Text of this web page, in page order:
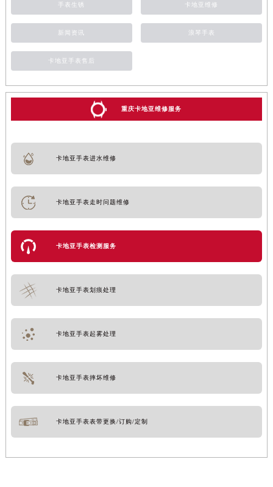
手表生锈 卡地亚维修
新闻资讯 浪琴手表
卡地亚手表售后
重庆卡地亚维修服务
卡地亚手表进水维修
卡地亚手表走时问题维修
卡地亚手表检测服务
卡地亚手表划痕处理
卡地亚手表起雾处理
卡地亚手表摔坏维修
卡地亚手表表带更换/订购/定制